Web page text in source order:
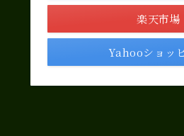
楽天市場
Yahooショッ